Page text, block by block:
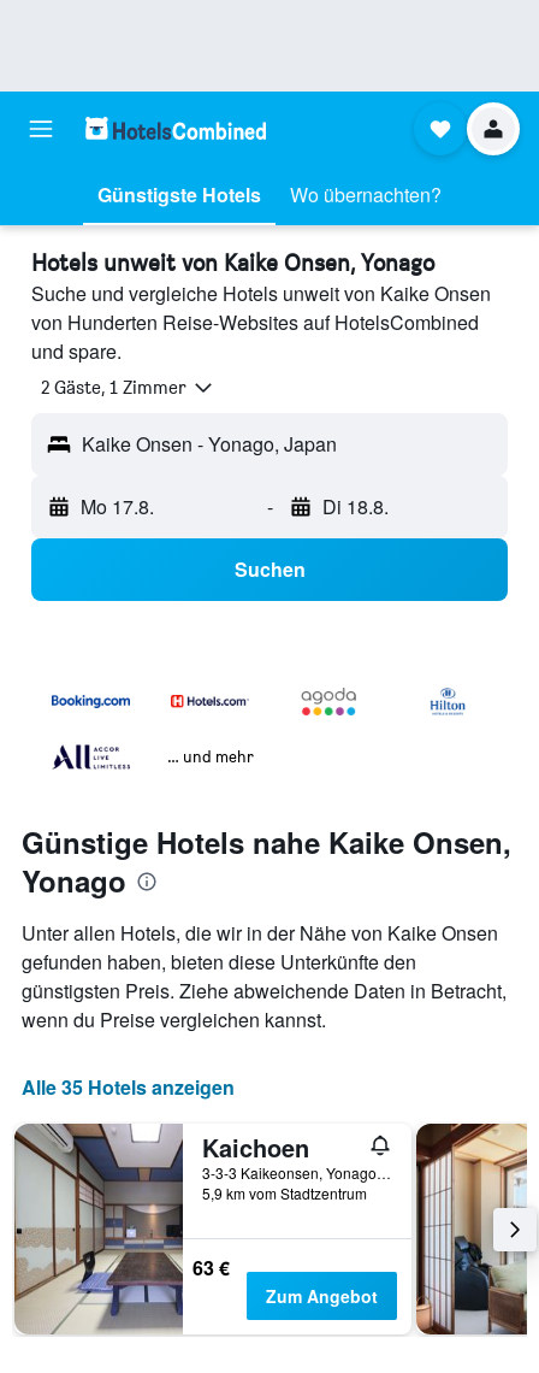
Günstigste Hotels Wo übernachten?
Hotels unweit von Kaike Onsen, Yonago
Suche und vergleiche Hotels unweit von Kaike Onsen
von Hunderten Reise-Websites auf HotelsCombined
und spare.
2 Gäste, 1 Zimmer
Kaike Onsen - Yonago, Japan
Mo 17.8. - Di 18.8.
Suchen
… und mehr
Günstige Hotels nahe Kaike Onsen,
Yonago
Unter allen Hotels, die wir in der Nähe von Kaike Onsen
gefunden haben, bieten diese Unterkünfte den
günstigsten Preis. Ziehe abweichende Daten in Betracht,
wenn du Preise vergleichen kannst.
Alle 35 Hotels anzeigen
Kaichoen
3-3-3 Kaikeonsen, Yonago, Japan
5,9 km vom Stadtzentrum
63 €
Zum Angebot